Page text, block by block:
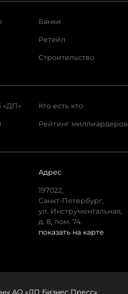
Банки
Ретейл
Строительство
«ДП»
Кто есть кто
Рейтинг миллиардеров
Адрес
197022,
Санкт-Петербург,
ул. Инструментальная,
д. 8, пом. 74.
показать на карте
АО «ДП Бизнес Пресс»